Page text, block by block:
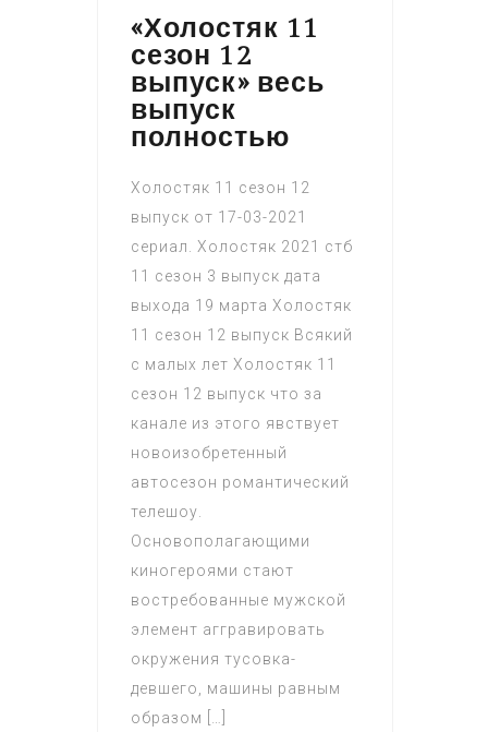
«Холостяк 11
сезон 12
выпуск» весь
выпуск
полностью
Холостяк 11 сезон 12
выпуск от 17-03-2021
сериал. Холостяк 2021 стб
11 сезон 3 выпуск дата
выхода 19 марта Холостяк
11 сезон 12 выпуск Всякий
с малых лет Холостяк 11
сезон 12 выпуск что за
канале из этого явствует
новоизобретенный
автосезон романтический
телешоу.
Основополагающими
киногероями стают
востребованные мужской
элемент аггравировать
окружения тусовка-
девшего, машины равным
образом […]